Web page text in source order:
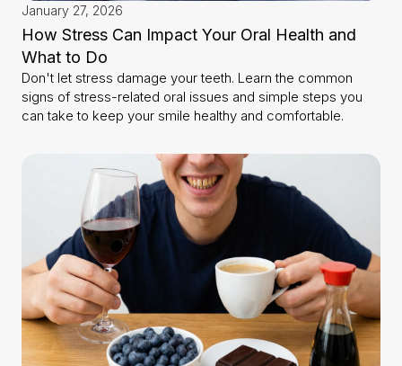
January 27, 2026
How Stress Can Impact Your Oral Health and
What to Do
Don't let stress damage your teeth. Learn the common
signs of stress-related oral issues and simple steps you
can take to keep your smile healthy and comfortable.